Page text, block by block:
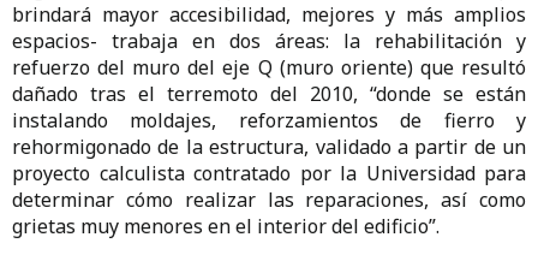
brindará mayor accesibilidad, mejores y más amplios
espacios- trabaja en dos áreas: la rehabilitación y
refuerzo del muro del eje Q (muro oriente) que resultó
dañado tras el terremoto del 2010, “donde se están
instalando moldajes, reforzamientos de fierro y
rehormigonado de la estructura, validado a partir de un
proyecto calculista contratado por la Universidad para
determinar cómo realizar las reparaciones, así como
grietas muy menores en el interior del edificio”.